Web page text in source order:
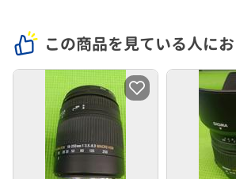
この商品を見ている人に